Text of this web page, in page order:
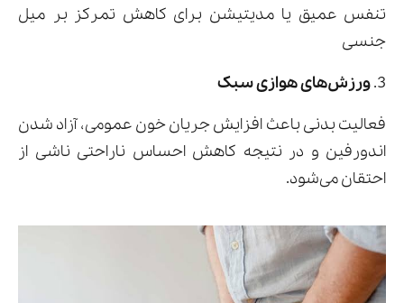
تنفس عمیق یا مدیتیشن برای کاهش تمرکز بر میل
جنسی
3. ورزش‌های هوازی سبک
فعالیت بدنی باعث افزایش جریان خون عمومی، آزاد شدن
اندورفین و در نتیجه کاهش احساس ناراحتی ناشی از
احتقان می‌شود.